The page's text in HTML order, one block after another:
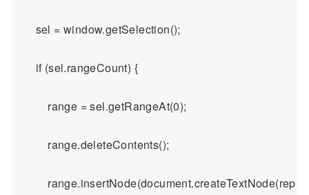
    sel = window.getSelection();
    if (sel.rangeCount) {
        range = sel.getRangeAt(0);
        range.deleteContents();